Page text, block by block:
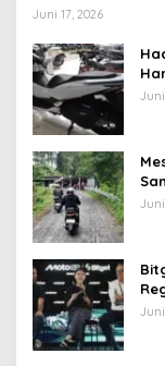
Juni 17, 2026
Juni
Juni
Juni